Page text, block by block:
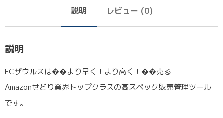
説明 レビュー (0)
説明
ECザウルスは��より早く！より高く！��売る
Amazonせどり業界トップクラスの高スペック販売管理ツール
です。